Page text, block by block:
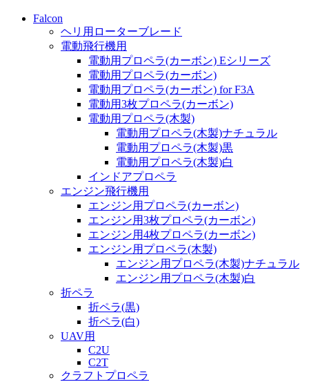
Falcon
ヘリ用ローターブレード
電動飛行機用
電動用プロペラ(カーボン) Eシリーズ
電動用プロペラ(カーボン)
電動用プロペラ(カーボン) for F3A
電動用3枚プロペラ(カーボン)
電動用プロペラ(木製)
電動用プロペラ(木製)ナチュラル
電動用プロペラ(木製)黒
電動用プロペラ(木製)白
インドアプロペラ
エンジン飛行機用
エンジン用プロペラ(カーボン)
エンジン用3枚プロペラ(カーボン)
エンジン用4枚プロペラ(カーボン)
エンジン用プロペラ(木製)
エンジン用プロペラ(木製)ナチュラル
エンジン用プロペラ(木製)白
折ペラ
折ペラ(黒)
折ペラ(白)
UAV用
C2U
C2T
クラフトプロペラ